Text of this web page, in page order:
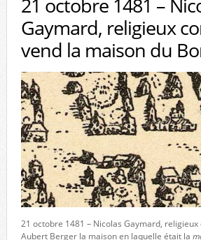
21 octobre 1481 –
Gaymard, religieux
vend la maison du
21 octobre 1481 – Nicolas Gaymard,
Aubert Berger la maison en laquelle était la